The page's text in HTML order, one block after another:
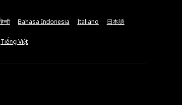
Bahasa Indonesia Italiano 日本語
Tiếng Việt